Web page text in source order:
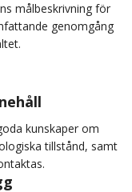
målbeskrivning för
genomgång
kunskaper om
tillstånd, samt